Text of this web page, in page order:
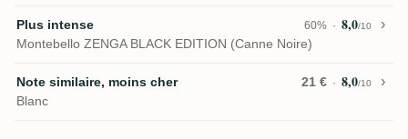
Plus intense 60% 8,0/10
Montebello ZENGA BLACK EDITION (Canne Noire)
Note similaire, moins cher 21 € 8,0/10
Blanc